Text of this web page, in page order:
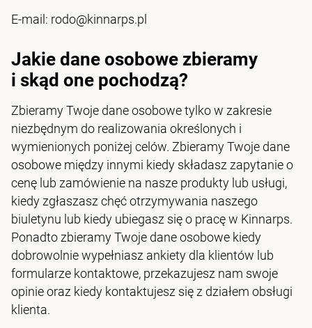
E-mail: rodo@kinnarps.pl
Jakie dane osobowe zbieramy
i skąd one pochodzą?
Zbieramy Twoje dane osobowe tylko w zakresie
niezbędnym do realizowania określonych i
wymienionych poniżej celów. Zbieramy Twoje dane
osobowe między innymi kiedy składasz zapytanie o
cenę lub zamówienie na nasze produkty lub usługi,
kiedy zgłaszasz chęć otrzymywania naszego
biuletynu lub kiedy ubiegasz się o pracę w Kinnarps.
Ponadto zbieramy Twoje dane osobowe kiedy
dobrowolnie wypełniasz ankiety dla klientów lub
formularze kontaktowe, przekazujesz nam swoje
opinie oraz kiedy kontaktujesz się z działem obsługi
klienta.